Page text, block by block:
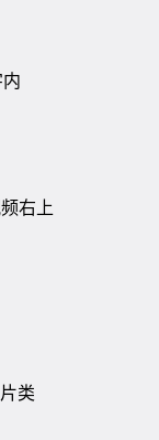
右上
类